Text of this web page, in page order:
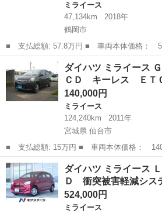
ミライース
47,134km
2018年
鶴岡市
■ 支払総額: 57.8万円 ■ 車両本体価格： 544,000 円 ■ メーカー
名： ダイハツ ■ 車種名： ミライース
ＡＩＩＩ 衝突軽減 純正オーディオ Ｃ
ＬＥＤライト...
鶴岡市 ミライース
ダイハツ ミライース
ＣＤ キーレス ＥＴ
140,000円
ミライース
124,240km
2011年
宮城県 仙台市
■ 支払総額: 15万円 ■ 車両本体価格： 140,000 円 ■ メーカー
名： ダイハツ ■ 車種名： ミライース
車検８年１１月 ＣＤ キーレス ＥＴＣ
内外装クリーニン...
宮城 仙台市 ミライース
ダイハツ ミライース
Ｄ 衝突被害軽減シ
524,000円
ミライース